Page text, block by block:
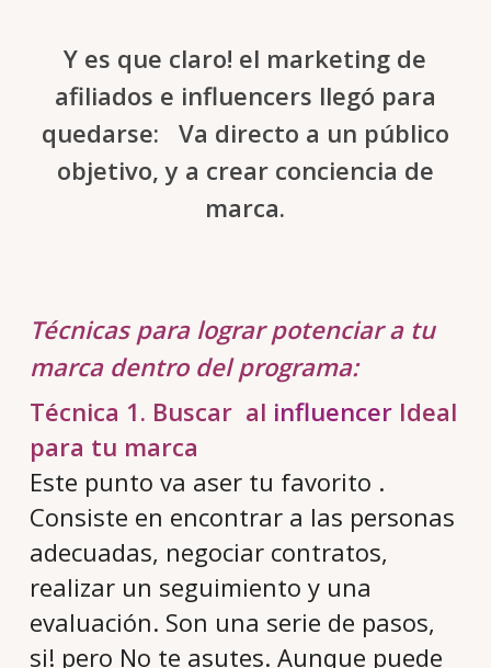
Y es que claro! el marketing de
afiliados e influencers llegó para
quedarse: Va directo a un público
objetivo, y a crear conciencia de
marca.
Técnicas para lograr potenciar a tu
marca dentro del programa:
Técnica 1. Buscar al influencerIdeal
para tu marca
Este punto va aser tu favorito .
Consiste en encontrar a las personas
adecuadas, negociar contratos,
realizar un seguimiento y una
evaluación. Son una serie de pasos,
si! pero No te asutes. Aunque puede